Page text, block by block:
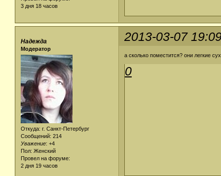
3 дня 18 часов
2013-03-07
Надежда
Модератор
Откуда: г. Санкт-Петербург
Сообщений: 214
Уважение: +4
Пол: Женский
Провел на форуме:
2 дня 19 часов
а сколько поместится? они легкие
0